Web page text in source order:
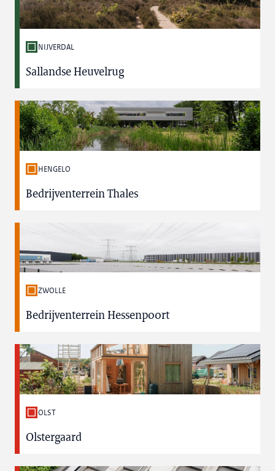
NIJVERDAL
Sallandse Heuvelrug
HENGELO
Bedrijventerrein Thales
ZWOLLE
Bedrijventerrein Hessenpoort
OLST
Olstergaard